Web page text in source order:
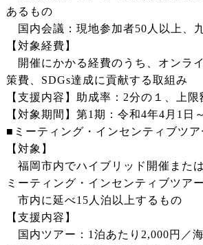
あるもの
国内会議：現地参加者50人以上、
【対象経費】
開催にかかる経費のうち、オンラ
策費、SDGs達成に貢献する取組み
【支援内容】助成率：2分の１、上限
【対象期間】第1期：令和4年4月1日
■ミーティング・インセンティブツ
【対象】
福岡市内でハイブリッド開催また
ミーティング・インセンティブツアー
市内に延べ15人泊以上するもの
【支援内容】
国内ツアー：1泊あたり2,000円／